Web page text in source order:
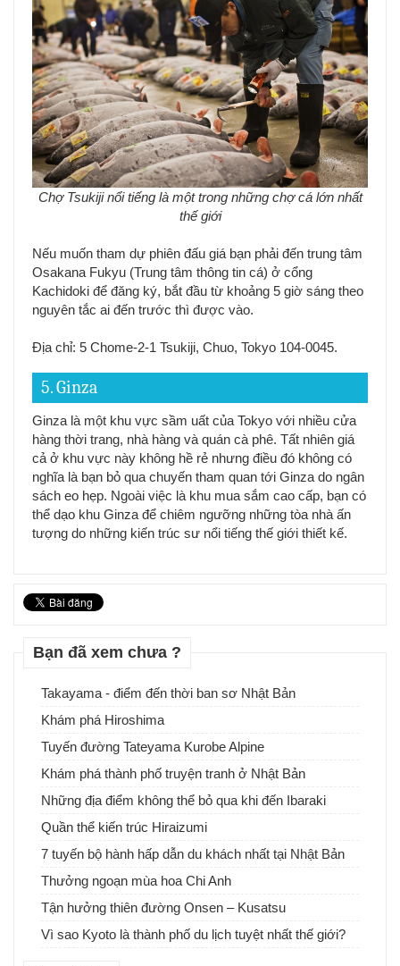
Chợ Tsukiji nổi tiếng là một trong những chợ cá lớn nhất
thế giới
Nếu muốn tham dự phiên đấu giá bạn phải đến trung tâm
Osakana Fukyu (Trung tâm thông tin cá) ở cổng
Kachidoki để đăng ký, bắt đầu từ khoảng 5 giờ sáng theo
nguyên tắc ai đến trước thì được vào.
Địa chỉ: 5 Chome-2-1 Tsukiji, Chuo, Tokyo 104-0045.
5. Ginza
Ginza là một khu vực sầm uất của Tokyo với nhiều cửa
hàng thời trang, nhà hàng và quán cà phê. Tất nhiên giá
cả ở khu vực này không hề rẻ nhưng điều đó không có
nghĩa là bạn bỏ qua chuyến tham quan tới Ginza do ngân
sách eo hẹp. Ngoài việc là khu mua sắm cao cấp, bạn có
thể dạo khu Ginza để chiêm ngưỡng những tòa nhà ấn
tượng do những kiến trúc sư nổi tiếng thế giới thiết kế.
Bạn đã xem chưa ?
Takayama - điểm đến thời ban sơ Nhật Bản
Khám phá Hiroshima
Tuyến đường Tateyama Kurobe Alpine
Khám phá thành phố truyện tranh ở Nhật Bản
Những địa điểm không thể bỏ qua khi đến Ibaraki
Quần thể kiến trúc Hiraizumi
7 tuyến bộ hành hấp dẫn du khách nhất tại Nhật Bản
Thưởng ngoạn mùa hoa Chi Anh
Tận hưởng thiên đường Onsen – Kusatsu
Vì sao Kyoto là thành phố du lịch tuyệt nhất thế giới?